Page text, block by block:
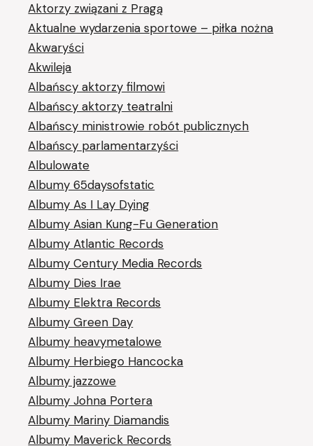
Aktorzy związani z Pragą
Aktualne wydarzenia sportowe – piłka nożna
Akwaryści
Akwileja
Albańscy aktorzy filmowi
Albańscy aktorzy teatralni
Albańscy ministrowie robót publicznych
Albańscy parlamentarzyści
Albulowate
Albumy 65daysofstatic
Albumy As I Lay Dying
Albumy Asian Kung-Fu Generation
Albumy Atlantic Records
Albumy Century Media Records
Albumy Dies Irae
Albumy Elektra Records
Albumy Green Day
Albumy heavymetalowe
Albumy Herbiego Hancocka
Albumy jazzowe
Albumy Johna Portera
Albumy Mariny Diamandis
Albumy Maverick Records